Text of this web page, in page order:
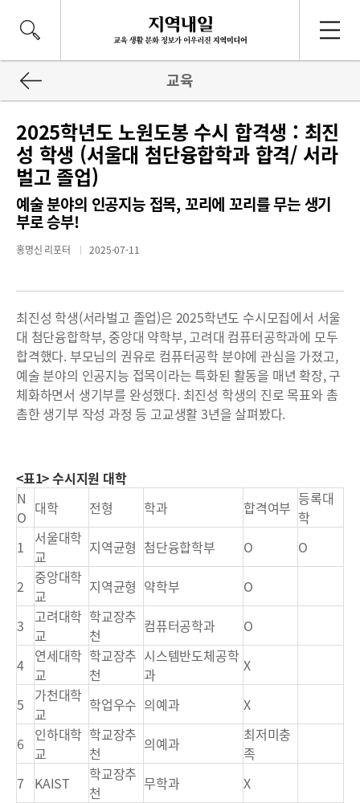
교육
2025학년도 노원도봉 수시 합격생 : 최진
성 학생 (서울대 첨단융합학과 합격/ 서라
벌고 졸업)
예술 분야의 인공지능 접목, 꼬리에 꼬리를 무는 생기
부로 승부!
홍명신 리포터 2025-07-11
최진성 학생(서라벌고 졸업)은 2025학년도 수시모집에서 서울
대 첨단융합학부, 중앙대 약학부, 고려대 컴퓨터공학과에 모두
합격했다. 부모님의 권유로 컴퓨터공학 분야에 관심을 가졌고,
예술 분야의 인공지능 접목이라는 특화된 활동을 매년 확장, 구
체화하면서 생기부를 완성했다. 최진성 학생의 진로 목표와 촘
촘한 생기부 작성 과정 등 고교생활 3년을 살펴봤다.
<표1> 수시지원 대학
N
O 대학 전형 학과 합격여부 등록대
학
1
서울대학
교
지역균형 첨단융합학부 O O
2 중앙대학
교
지역균형 약학부 O
3
고려대학
교
학교장추
천
컴퓨터공학과 O
4 연세대학
교
학교장추
천
시스템반도체공학
과
X
5
가천대학
교
학업우수 의예과 X
6
인하대학
교
학교장추
천
의예과
최저미충
족
7
KAIST
학교장추
천
무학과 X